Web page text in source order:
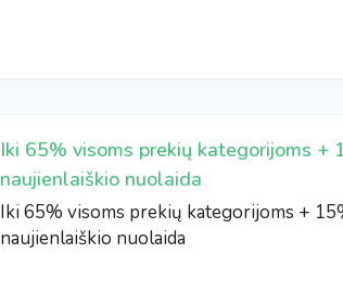
Iki 65% visoms prekių kategorijoms +
naujienlaiškio nuolaida
Iki 65% visoms prekių kategorijoms +
naujienlaiškio nuolaida